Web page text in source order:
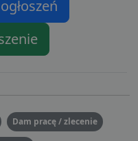
Dam pracę / zlecenie